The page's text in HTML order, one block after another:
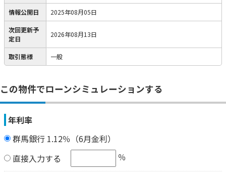
情報公開日 2025年08月05日
次回更新予
定日
2026年08月13日
取引態様 一般
この物件でローンシミュレーションする
年利率
群馬銀行 1.12％（6月金利）
直接入力する
％